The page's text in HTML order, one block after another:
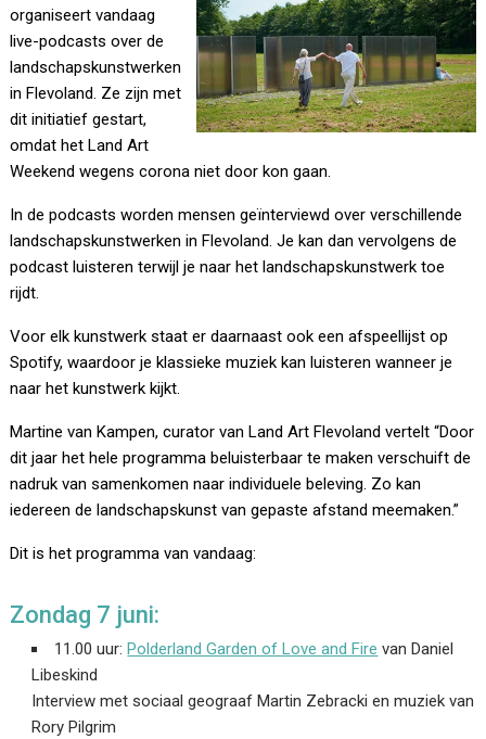
organiseert vandaag
live-podcasts over de
landschapskunstwerken
in Flevoland. Ze zijn met
dit initiatief gestart,
omdat het Land Art
Weekend wegens corona niet door kon gaan.
In de podcasts worden mensen geïnterviewd over verschillende
landschapskunstwerken in Flevoland. Je kan dan vervolgens de
podcast luisteren terwijl je naar het landschapskunstwerk toe
rijdt.
Voor elk kunstwerk staat er daarnaast ook een afspeellijst op
Spotify, waardoor je klassieke muziek kan luisteren wanneer je
naar het kunstwerk kijkt.
Martine van Kampen, curator van Land Art Flevoland vertelt “Door
dit jaar het hele programma beluisterbaar te maken verschuift de
nadruk van samenkomen naar individuele beleving. Zo kan
iedereen de landschapskunst van gepaste afstand meemaken.”
Dit is het programma van vandaag:
Zondag 7 juni:
11.00 uur:Polderland Garden of Love and Fire van Daniel
Libeskind
Interview met sociaal geograaf Martin Zebracki en muziek van
Rory Pilgrim